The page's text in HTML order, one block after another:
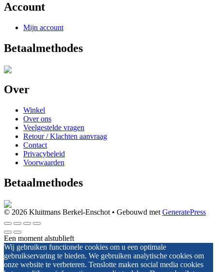
Account
Mijn account
Betaalmethodes
Over
Winkel
Over ons
Veelgestelde vragen
Retour / Klachten aanvraag
Contact
Privacybeleid
Voorwaarden
Betaalmethodes
© 2026 Kluitmans Berkel-Enschot • Gebouwd met GeneratePress
Een moment alstublieft
Wij gebruiken functionele cookies om u een optimale
gebruikservaring te bieden. We gebruiken analytische cookies om
onze website te verbeteren. Tenslotte maken social media cookies